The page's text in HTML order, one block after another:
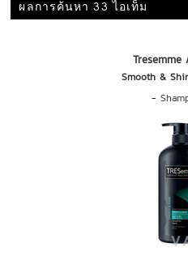
ผลการค้นหา 33 ไอเท็ม
Tresemme
Smooth &
-